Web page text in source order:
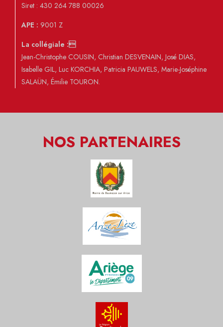
Siret : 430 264 788 00026
APE : 9001 Z
La collégiale :
Jean-Christophe COUSIN, Christian DESVENAIN, José DIAS,
Isabelle GIL, Luc KORCHIA, Patricia PAUWELS, Marie-Joséphine
SALAÜN, Émilie TOURON.
NOS PARTENAIRES